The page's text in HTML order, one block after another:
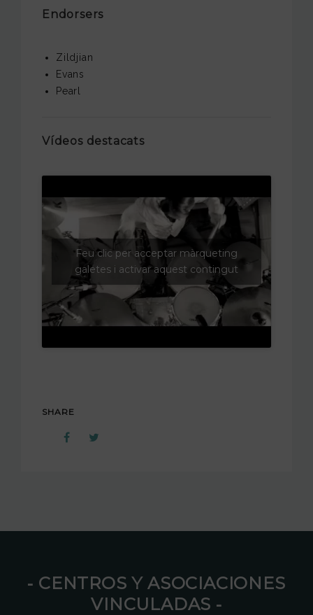
Endorsers
Zildjian
Evans
Pearl
Vídeos destacats
Feu clic per acceptar màrqueting
galetes i activar aquest contingut
SHARE
⁃ CENTROS Y ASOCIACIONES
VINCULADAS ⁃